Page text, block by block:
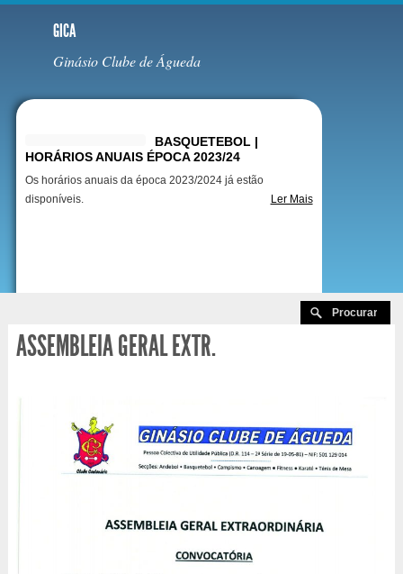
GICA
Ginásio Clube de Águeda
BASQUETEBOL |
HORÁRIOS ANUAIS ÉPOCA 2023/24
Os horários anuais da época 2023/2024 já estão
disponíveis.
Ler Mais
ASSEMBLEIA GERAL EXTR.